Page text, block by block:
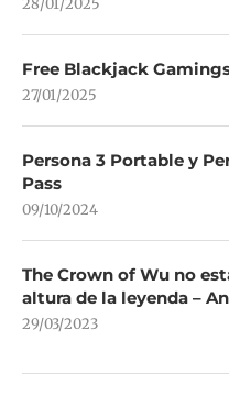
Free Blackjack
27/01/2025
Persona 3 Portable y
Pass
09/10/2024
The Crown of Wu no
altura de la leyenda –
29/03/2023